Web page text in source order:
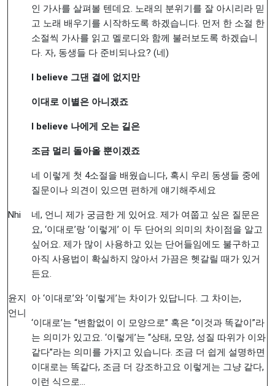
인 가사를 살펴볼 텐데요. 노래의 분위기를 잘 아시리라 믿
고 노래 배우기를 시작하도록 하겠습니다. 먼저 한 소절 한
소절씩 가사를 읽고 멜로디와 함께 불러보도록 하겠습니
다. 자, 동생들 다 준비되나요? (네)
I believe 그댄 곁에 없지만
이대로 이별은 아니겠죠
I believe 나에게 오는 길은
조금 멀리 돌아올 뿐이겠죠
네 이렇게 첫 4소절을 배웠습니다, 혹시 우리 동생들 중에
질문이나 의견이 있으면 편하게 얘기해주세요
Nhi
네, 언니 제가 궁금한 게 있어요. 제가 여쭙고 싶은 질문은
요, ‘이대로’랑 ‘이렇게’ 이 두 단어의 의미의 차이점을 알고
싶어요. 제가 많이 사용하고 있는 단어들임에도 불구하고
아직 사용법이 확실하지 않아서 가끔은 헷갈릴 때가 있거
든요.
윤지
언니
아 ‘이대로’와 ‘이렇게’는 차이가 있답니다. 그 차이는,
‘이대로’는 “변함없이 이 모양으로” 혹은 “이것과 똑같이”라
는 의미가 있고요. ‘이렇게’는 “상태, 모양, 성질 따위가 이와
같다’’라는 의미를 가지고 있습니다. 조금 더 쉽게 설명하면
이대로는 똑같다, 조금 더 강조하고요 이렇게는 그냥 같다,
이런 식으로…